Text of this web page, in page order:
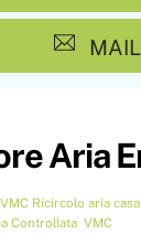
MAIL
Aria
VMC Ricircolo aria casa,
Controllata ,VMC